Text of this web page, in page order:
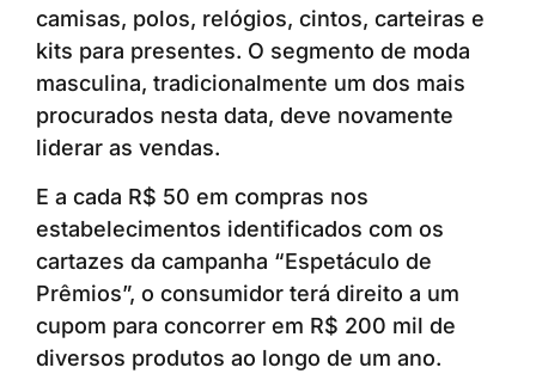
camisas, polos, relógios, cintos, carteiras e
kits para presentes. O segmento de moda
masculina, tradicionalmente um dos mais
procurados nesta data, deve novamente
liderar as vendas.
E a cada R$ 50 em compras nos
estabelecimentos identificados com os
cartazes da campanha “Espetáculo de
Prêmios”, o consumidor terá direito a um
cupom para concorrer em R$ 200 mil de
diversos produtos ao longo de um ano.